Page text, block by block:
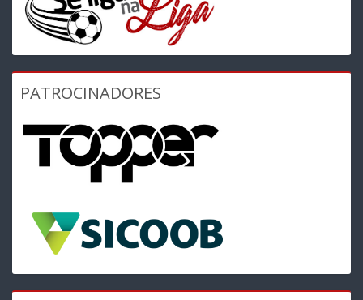
PATROCINADORES